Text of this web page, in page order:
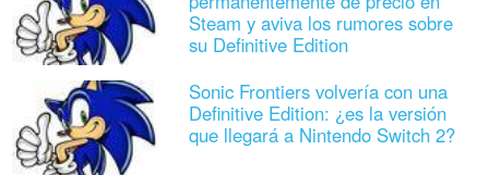
Steam y aviva los rumores sobre
su Definitive Edition
Sonic Frontiers volvería con una
Definitive Edition: ¿es la versión
que llegará a Nintendo Switch 2?